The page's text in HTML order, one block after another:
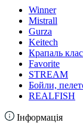
Winner
Mistrall
Gurza
Keitech
Крапаль
Favorite
STREAM
Бойли,
REALFISH
Інформація